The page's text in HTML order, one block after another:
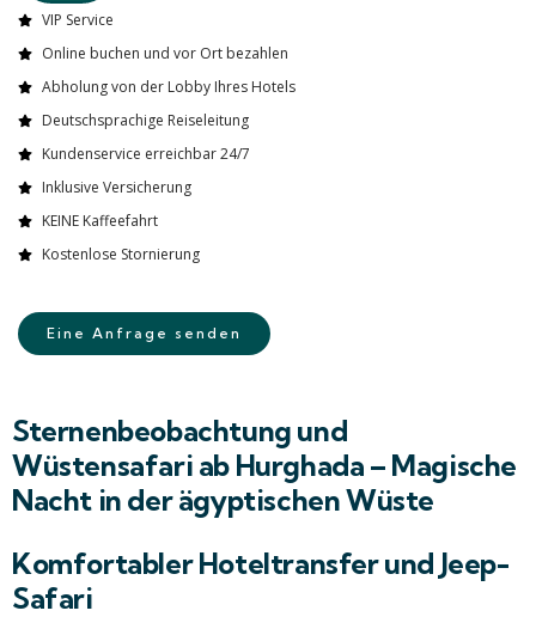
VIP Service
Online buchen und vor Ort bezahlen
Abholung von der Lobby Ihres Hotels
Deutschsprachige Reiseleitung
Kundenservice erreichbar 24/7
Inklusive Versicherung
KEINE Kaffeefahrt
Kostenlose Stornierung
Eine Anfrage senden
Sternenbeobachtung und
Wüstensafari ab Hurghada – Magische
Nacht in der ägyptischen Wüste
Komfortabler Hoteltransfer und Jeep-
Safari